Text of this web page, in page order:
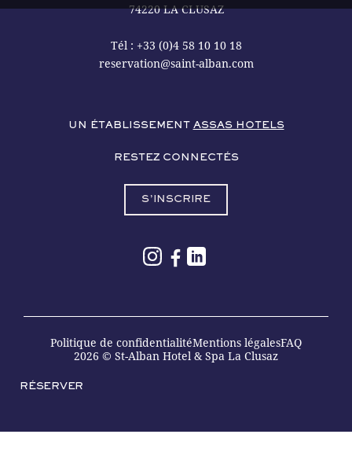
74220 LA CLUSAZ
Tél : +33 (0)4 58 10 10 18
reservation@saint-alban.com
UN ÉTABLISSEMENT ASSAS HOTELS
RESTEZ CONNECTÉS
S’INSCRIRE
Politique de confidentialitéMentions légalesFAQ
2026 © St-Alban Hotel & Spa La Clusaz
RÉSERVER